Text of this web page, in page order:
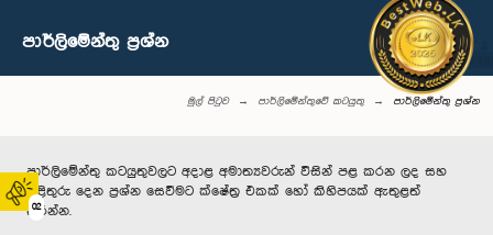
02
පාර්ලි‌මේන්තු‌ ප්‍රශ්න
මුල් පිටුව පාර්ලිමේන්තුවේ කටයුතු පාර්ලි‌මේන්තු‌ ප්‍රශ්න
පාර්ලිමේන්තු කටයුතුවලට අදාළ අමාත්‍යවරුන් විසින් පළ කරන ලද සහ
පිළිතුරු දෙන ප්‍රශ්න සෙවීමට ක්ෂේත්‍ර එකක් හෝ කිහිපයක් ඇතුළත්
කරන්න.